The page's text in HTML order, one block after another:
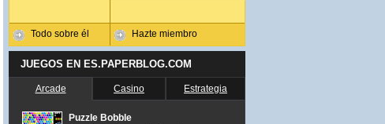
Todo sobre él Hazte miembro
JUEGOS EN ES.PAPERBLOG.COM
Arcade Casino Estrategia
Puzzle Bobble